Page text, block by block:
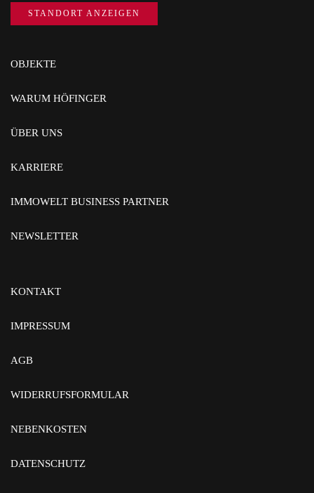
STANDORT ANZEIGEN
OBJEKTE
WARUM HÖFINGER
ÜBER UNS
KARRIERE
IMMOWELT BUSINESS PARTNER
NEWSLETTER
KONTAKT
IMPRESSUM
AGB
WIDERRUFSFORMULAR
NEBENKOSTEN
DATENSCHUTZ